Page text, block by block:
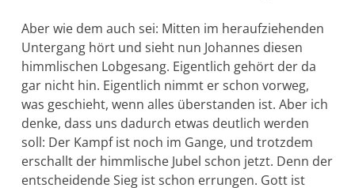
Aber wie dem auch sei: Mitten im heraufziehenden
Untergang hört und sieht nun Johan­nes diesen
himmlischen Lobgesang. Eigentlich gehört der da
gar nicht hin. Eigentlich nimmt er schon vorweg,
was geschieht, wenn alles überstanden ist. Aber ich
denke, dass uns dadurch etwas deutlich werden
soll: Der Kampf ist noch im Gange, und trotzdem
erschallt der himmlische Jubel schon jetzt. Denn der
entschei­dende Sieg ist schon errungen. Gott ist